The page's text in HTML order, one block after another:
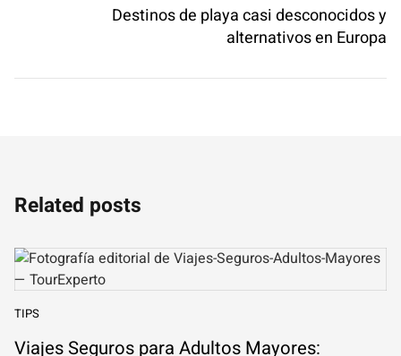
Destinos de playa casi desconocidos y
alternativos en Europa
Related posts
TIPS
Viajes Seguros para Adultos Mayores: